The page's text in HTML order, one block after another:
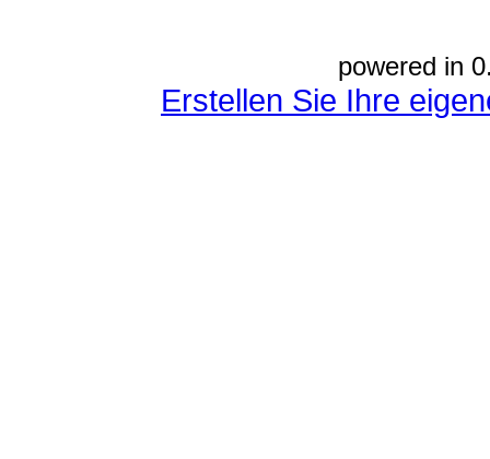
powered in
Erstellen Sie Ihre